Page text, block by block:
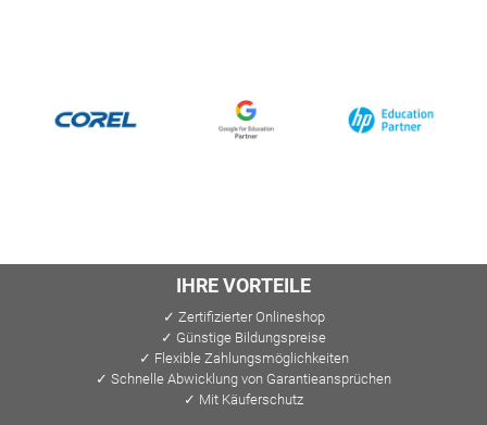
IHRE VORTEILE
✓ Zertifizierter Onlineshop
✓ Günstige Bildungspreise
✓ Flexible Zahlungsmöglichkeiten
✓ Schnelle Abwicklung von Garantieansprüchen
✓ Mit Käuferschutz